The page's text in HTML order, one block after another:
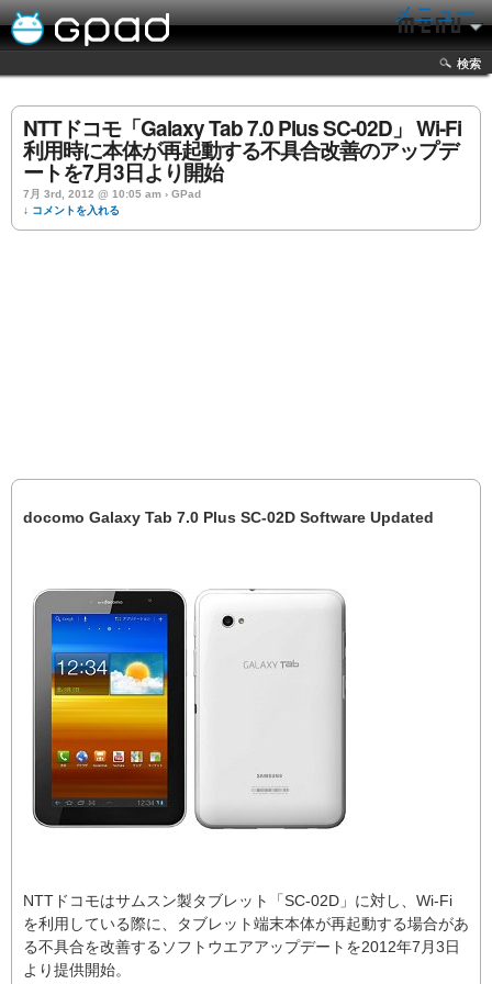
メニュー
検索
NTTドコモ「Galaxy Tab 7.0 Plus SC-02D」 Wi-Fi
利用時に本体が再起動する不具合改善のアップデ
ートを7月3日より開始
7月 3rd, 2012 @ 10:05 am › GPad
↓ コメントを入れる
docomo Galaxy Tab 7.0 Plus SC-02D Software Updated
NTTドコモはサムスン製タブレット「SC-02D」に対し、Wi-Fi
を利用している際に、タブレット端末本体が再起動する場合があ
る不具合を改善するソフトウエアアップデートを2012年7月3日
より提供開始。